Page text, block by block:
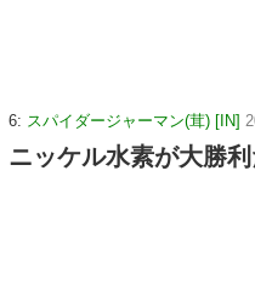
6: スパイダージャーマン(茸) [IN]
ニッケル水素が大勝